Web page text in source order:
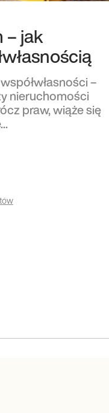
– jak
–
nieruchomości
praw, wiąże się